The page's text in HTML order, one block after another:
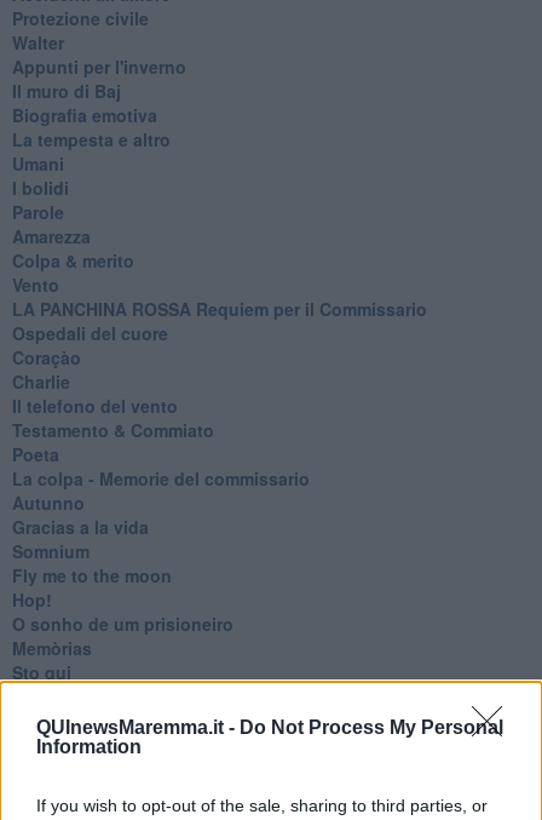
QUInewsMaremma.it - Do Not Process My Personal
Information
If you wish to opt-out of the sale, sharing to third parties, or
Protezione civile
Walter
Appunti per l'inverno
Il muro di Baj
Biografia emotiva
La tempesta e altro
Umani
I bolidi
Parole
Amarezza
Colpa & merito
Vento
​LA PANCHINA ROSSA Requiem per il Commissario
Ospedali del cuore
Coraçào
Charlie
Il telefono del vento
Testamento & Commiato
Poeta
​La colpa - Memorie del commissario
Autunno
Gracias a la vida
Somnium
Fly me to the moon
Hop!
O sonho de um prisioneiro
Memòrias
Sto qui
Bestiario
Pillole